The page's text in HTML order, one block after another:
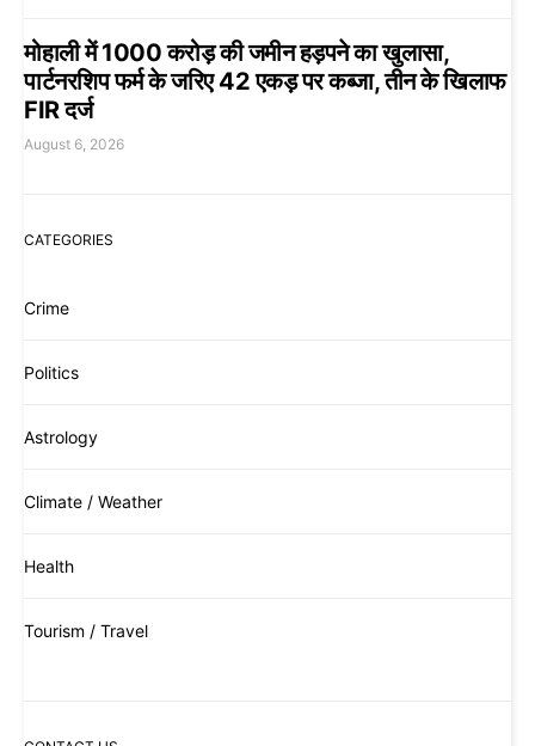
मोहाली में 1000 करोड़ की जमीन हड़पने का खुलासा,
पार्टनरशिप फर्म के जरिए 42 एकड़ पर कब्जा, तीन के खिलाफ
FIR दर्ज
August 6, 2026
CATEGORIES
Crime
Politics
Astrology
Climate / Weather
Health
Tourism / Travel